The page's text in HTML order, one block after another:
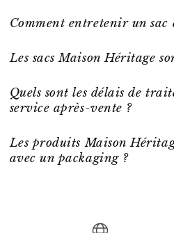
Comment entretenir un sac
Les sacs Maison Héritage
Quels sont les délais de
service après-vente ?
Les produits Maison
avec un packaging ?